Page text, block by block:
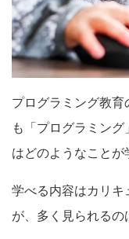
プログラミング教
も「プログラミン
はどのようなことが
学べる内容はカリキ
が、多く見られるの